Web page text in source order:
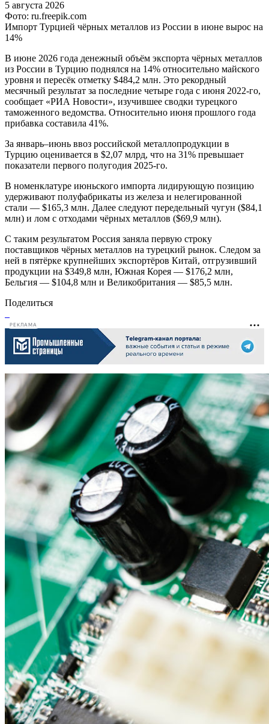
5 августа 2026
Фото: ru.freepik.com
Импорт Турцией чёрных металлов из России в июне вырос на
14%
В июне 2026 года денежный объём экспорта чёрных металлов
из России в Турцию поднялся на 14% относительно майского
уровня и пересёк отметку $484,2 млн. Это рекордный
месячный результат за последние четыре года с июня 2022-го,
сообщает «РИА Новости», изучившее сводки турецкого
таможенного ведомства. Относительно июня прошлого года
прибавка составила 41%.
За январь–июнь ввоз российской металлопродукции в
Турцию оценивается в $2,07 млрд, что на 31% превышает
показатели первого полугодия 2025-го.
В номенклатуре июньского импорта лидирующую позицию
удерживают полуфабрикаты из железа и нелегированной
стали — $165,3 млн. Далее следуют передельный чугун ($84,1
млн) и лом с отходами чёрных металлов ($69,9 млн).
С таким результатом Россия заняла первую строку
поставщиков чёрных металлов на турецкий рынок. Следом за
ней в пятёрке крупнейших экспортёров Китай, отгрузивший
продукции на $349,8 млн, Южная Корея — $176,2 млн,
Бельгия — $104,8 млн и Великобритания — $85,5 млн.
Поделиться
РЕКЛАМА